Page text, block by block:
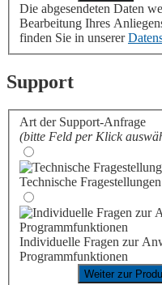
Die abgesendeten Daten
Bearbeitung Ihres
finden Sie in unserer
Support
Art der Support-Anfrage
(bitte Feld per Klick
Technische
Individuelle Fragen zur
Programmfunktionen